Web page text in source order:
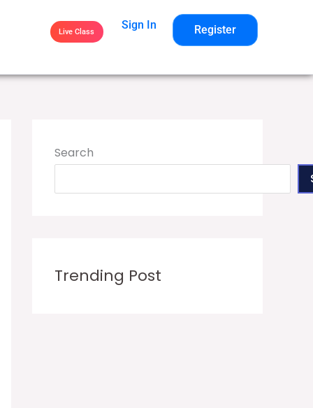
Live Class
Sign In Register
Search
Trending Post